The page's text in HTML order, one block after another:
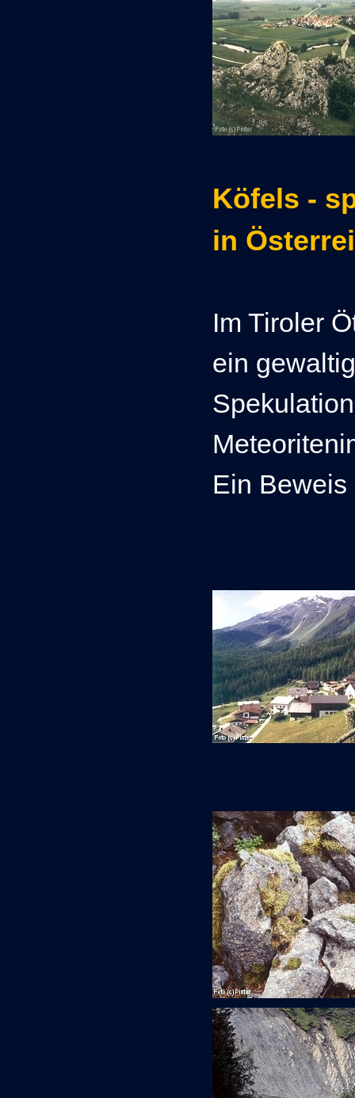
Köfels -
in
Im Tiroler
ein
Ein